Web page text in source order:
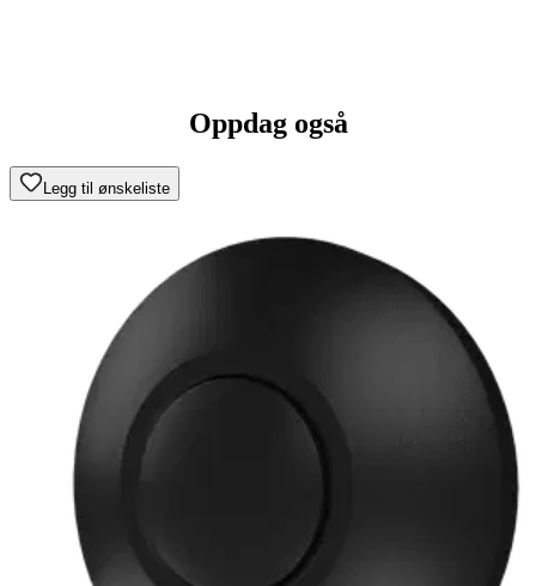
Oppdag også
Legg til ønskeliste